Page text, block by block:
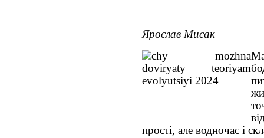
Ярослав Мисак
прості, але водночас і